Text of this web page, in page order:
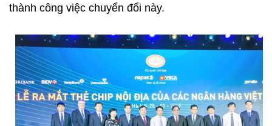
thành công việc chuyển đổi này.